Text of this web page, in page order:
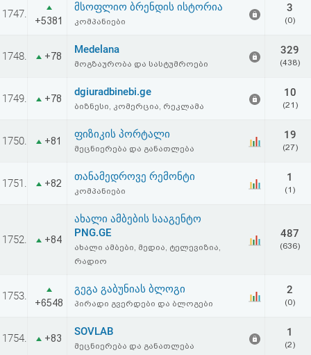
შეთანხმება
პასუხისმგებლობის
უარყოფა
1747.
+5381
მსოფლიო ბრენდის ისტორია
კომპანიები
3
(0)
1748. +78
Medelana
მოგზაურობა და სასტუმროები
329
(438)
1749. +78
dgiuradbinebi.ge
ბიზნესი, კომერცია, რეკლამა
10
(21)
1750. +81
ფიზიკის პორტალი
მეცნიერება და განათლება
19
(27)
1751. +82
თანამედროვე რემონტი
კომპანიები
1
(1)
1752. +84
ახალი ამბების სააგენტო
PNG.GE
ახალი ამბები, მედია, ტელევიზია,
რადიო
487
(636)
1753.
+6548
გეგა გაბუნიას ბლოგი
პირადი გვერდები და ბლოგები
2
(0)
1754. +83
SOVLAB
მეცნიერება და განათლება
1
(2)